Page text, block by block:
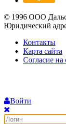
© 1996 ООО
Юридический
Контакты
Карта сайта
Согласие
Войти